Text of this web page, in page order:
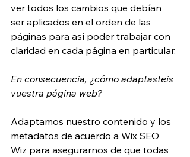
ver todos los cambios que debían
ser aplicados en el orden de las
páginas para así poder trabajar con
claridad en cada página en particular.
En consecuencia, ¿cómo adaptasteis
vuestra página web?
Adaptamos nuestro contenido y los
metadatos de acuerdo a Wix SEO
Wiz para asegurarnos de que todas